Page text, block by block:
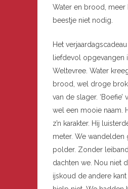
Water en brood, meer
beestje niet nodig.
Het
liefdevol opgevangen
Weltevree. Water
brood, wel droge
van de slager. ‘Boefie’
wel een mooie naam.
z’n karakter. Hij
meter. We wandelden
polder. Zonder
dachten we. Nou niet
ijskoud de andere